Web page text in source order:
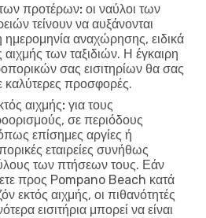
προτέρων: οι ναύλοι των
τείνουν να αυξάνονται
ημερομηνία αναχώρησης, ειδικά
αιχμής των ταξιδιών. Η έγκαιρη
σας εισιτηρίων θα σας
καλύτερες προσφορές.
αιχμής: για τους
σε περιόδους
επίσημες αργίες ή
εταιρείες συνήθως
των πτήσεων τους. Εάν
προς Pompano Beach κατά
εκτός αιχμής, οι πιθανότητές
εισιτήρια μπορεί να είναι